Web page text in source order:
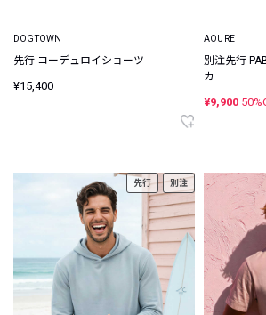
DOGTOWN
先行 コーデュロイショーツ
¥15,400
AOURE
別注先行
カ
¥9,900
先行 別注